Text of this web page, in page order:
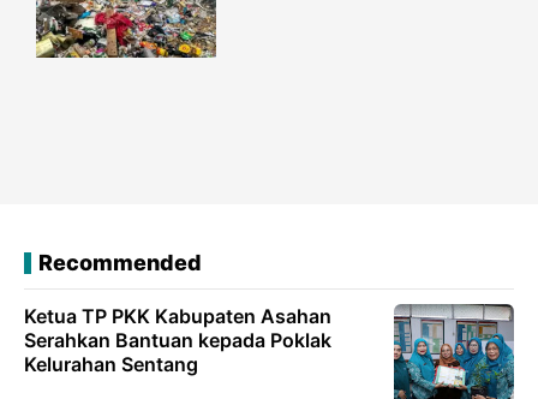
Recommended
Ketua TP PKK Kabupaten Asahan
Serahkan Bantuan kepada Poklak
Kelurahan Sentang